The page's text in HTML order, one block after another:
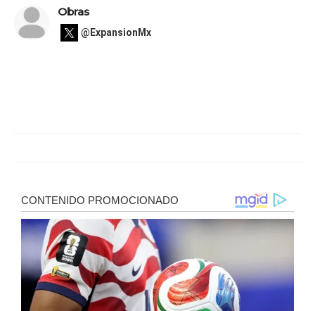
Obras
@ExpansionMx